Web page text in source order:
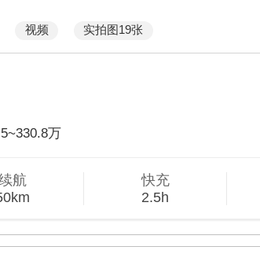
视频 实拍图19张
万
航
快充
2.5h